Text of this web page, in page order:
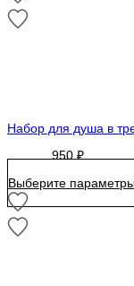
Набор для душа в
950₽
Выберите